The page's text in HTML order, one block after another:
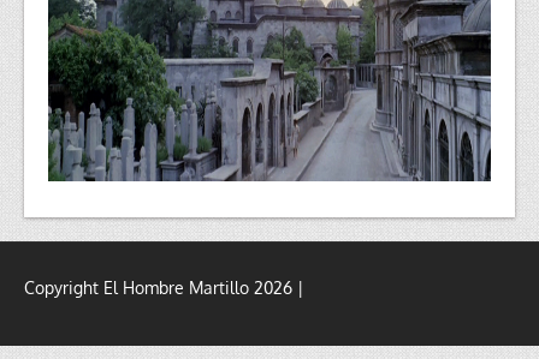
Copyright El Hombre Martillo 2026 |